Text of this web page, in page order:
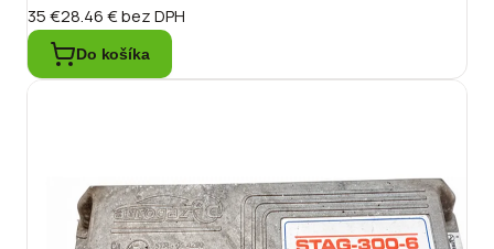
35 €28.46 €bez DPH
Do košíka